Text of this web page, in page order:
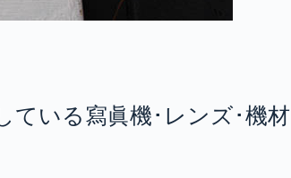
ている寫眞機･レンズ･機材